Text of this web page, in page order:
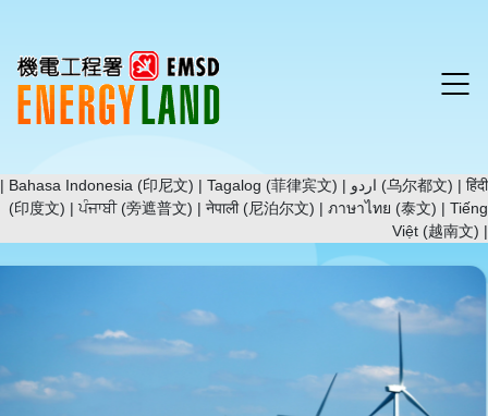
| Bahasa Indonesia (印尼文) | Tagalog (菲律宾文) | اردو (乌尔都文) | हिंदी
(印度文) |ਪੰਜਾਬੀ (旁遮普文) | नेपाली (尼泊尔文) | ภาษาไทย (泰文) | Tiếng
Việt (越南文) |